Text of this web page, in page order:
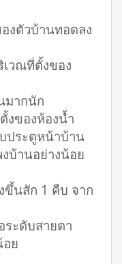
งตัวบ้านทอดลง
เวณที่ตั้งของ
มากนัก
งของห้องน้ำ
ประตูหน้าบ้าน
บ้านอย่างน้อย
ขึ้นสัก 1 คืบ จาก
ระดับสายตา
อย